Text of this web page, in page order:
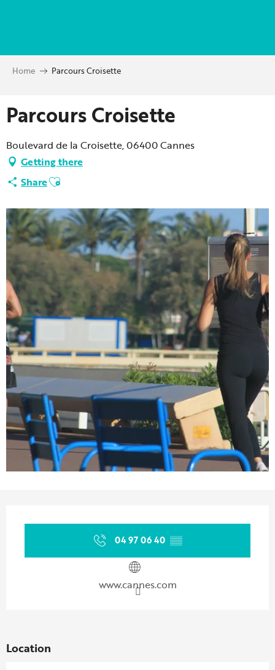
principal
Home Parcours Croisette
Parcours Croisette
Boulevard de la Croisette, 06400 Cannes
Getting there
ShareAjouter aux favoris
04 97 06 40 ▒▒
www.cannes.com
Location